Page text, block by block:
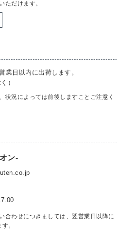
ただけます。
業日以内に出荷します。
）
状況によっては前後しますことご注意く
ン-
合わせにつきましては、翌営業日以降に
。